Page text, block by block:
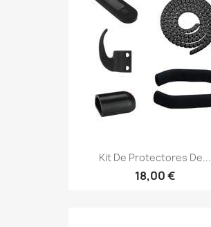
Kit De Protectores De...
18,00 €